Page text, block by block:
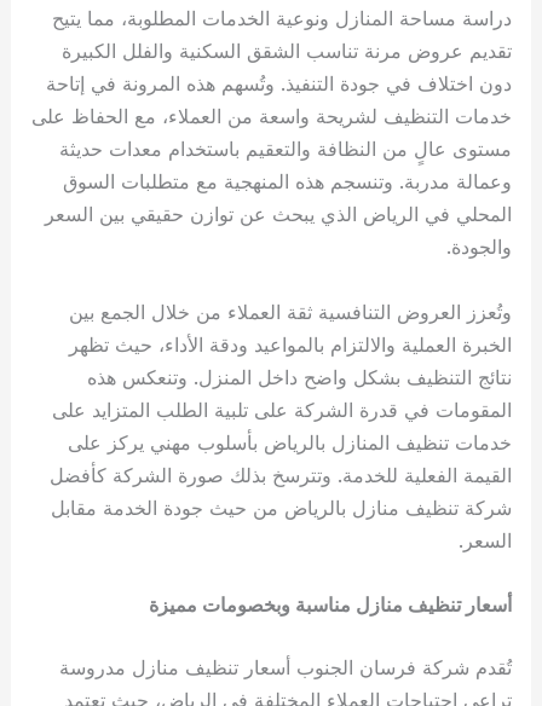
دراسة مساحة المنازل ونوعية الخدمات المطلوبة، مما يتيح
تقديم عروض مرنة تناسب الشقق السكنية والفلل الكبيرة
دون اختلاف في جودة التنفيذ. وتُسهم هذه المرونة في إتاحة
خدمات التنظيف لشريحة واسعة من العملاء، مع الحفاظ على
مستوى عالٍ من النظافة والتعقيم باستخدام معدات حديثة
وعمالة مدربة. وتنسجم هذه المنهجية مع متطلبات السوق
المحلي في الرياض الذي يبحث عن توازن حقيقي بين السعر
والجودة.
وتُعزز العروض التنافسية ثقة العملاء من خلال الجمع بين
الخبرة العملية والالتزام بالمواعيد ودقة الأداء، حيث تظهر
نتائج التنظيف بشكل واضح داخل المنزل. وتنعكس هذه
المقومات في قدرة الشركة على تلبية الطلب المتزايد على
خدمات تنظيف المنازل بالرياض بأسلوب مهني يركز على
القيمة الفعلية للخدمة. وتترسخ بذلك صورة الشركة كأفضل
شركة تنظيف منازل بالرياض من حيث جودة الخدمة مقابل
السعر.
أسعار تنظيف منازل مناسبة وبخصومات مميزة
تُقدم شركة فرسان الجنوب أسعار تنظيف منازل مدروسة
تراعي احتياجات العملاء المختلفة في الرياض، حيث تعتمد